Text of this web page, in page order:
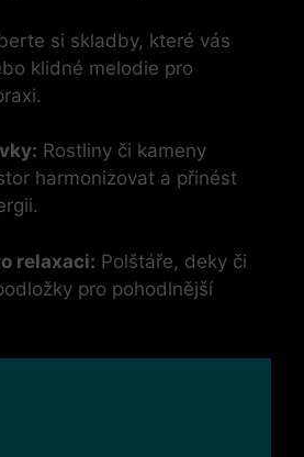
si skladby, které vás
klidné melodie pro
Rostliny či kameny
harmonizovat a přinést
relaxaci: Polštáře, deky či
pro pohodlnější